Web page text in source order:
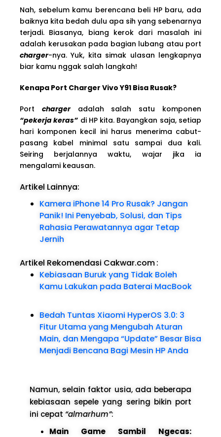
Nah, sebelum kamu berencana beli HP baru, ada
baiknya kita bedah dulu apa sih yang sebenarnya
terjadi. Biasanya, biang kerok dari masalah ini
adalah kerusakan pada bagian lubang atau port
charger-nya. Yuk, kita simak ulasan lengkapnya
biar kamu nggak salah langkah!
Kenapa Port Charger Vivo Y91 Bisa Rusak?
Port chargeradalah salah satu komponen
“pekerja keras” di HP kita. Bayangkan saja, setiap
hari komponen kecil ini harus menerima cabut-
pasang kabel minimal satu sampai dua kali.
Seiring berjalannya waktu, wajar jika ia
mengalami keausan.
Artikel Lainnya:
Kamera iPhone 14 Pro Rusak? Jangan
Panik! Ini Penyebab, Solusi, dan Tips
Rahasia Perawatannya agar Tetap
Jernih
Artikel Rekomendasi Cakwar.com:
Kebiasaan Buruk yang Tidak Boleh
Kamu Lakukan pada Baterai MacBook
Bedah Tuntas Xiaomi HyperOS 3.0: 3
Fitur Utama yang Mengubah Aturan
Main, dan Mengapa “Update” Besar Bisa
Menjadi Bencana Bagi Mesin HP Anda
Namun, selain faktor usia, ada beberapa
kebiasaan sepele yang sering bikin port
ini cepat “almarhum”:
Main Game Sambil Ngecas: